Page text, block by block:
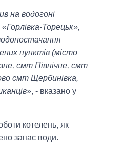
на водогоні
Торецьк»,
пунктів (місто
смт Північне, смт
смт Щербинівка,
», - вказано у
котелень, як
запас води.